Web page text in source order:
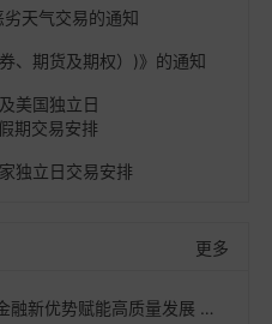
天气交易的通知
、期货及期权）)》的通知
美国独立日
期交易安排
独立日交易安排
更多
半年度工作会议 暨总部2026半年度工作会议精神传达会议